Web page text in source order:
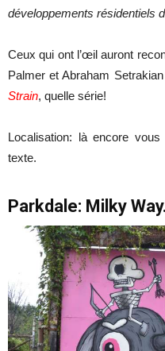
développements résidentiels
Ceux qui ont l’œil auront
Palmer et Abraham
Strain, quelle série!
Localisation: là encore
texte.
Parkdale: Milky Way.